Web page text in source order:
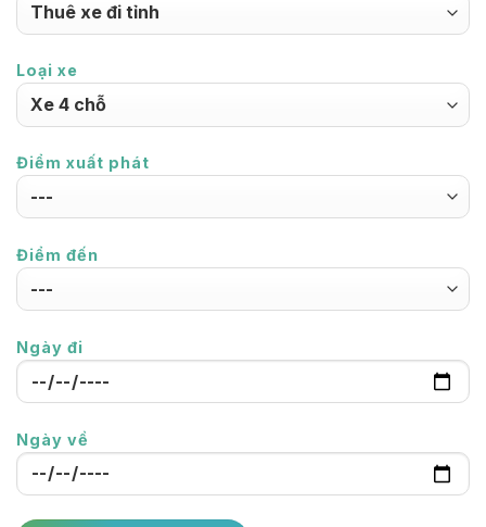
Loại xe
Điểm xuất phát
Điểm đến
Ngày đi
Ngày về